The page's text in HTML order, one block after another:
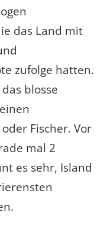
das Land mit
zufolge hatten.
blosse
Fischer. Vor
mal 2
es sehr, Island